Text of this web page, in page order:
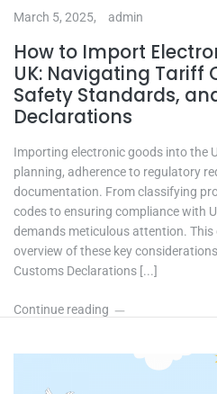
March 5, 2025, admin
How to Import
UK: Navigating Tariff
Safety Standards,
Declarations
Importing electronic goods into the
planning, adherence to regulatory
documentation. From classifying
codes to ensuring compliance with
demands meticulous attention. This
overview of these key
Customs Declarations [...]
Continue reading